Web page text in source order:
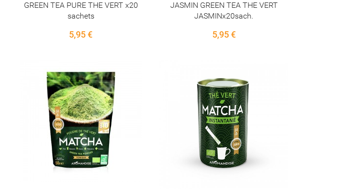
GREEN TEA PURE THE VERT x20
sachets
5,95 €
JASMIN GREEN TEA THE VERT
JASMINx20sach.
5,95 €